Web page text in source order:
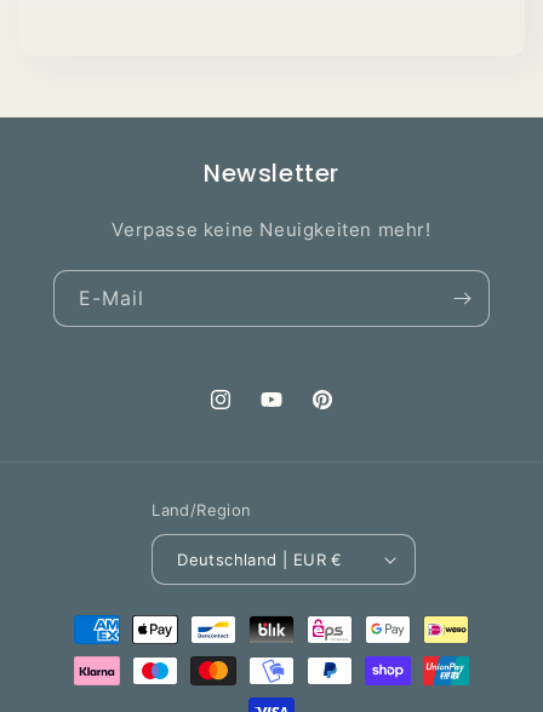
Newsletter
Verpasse keine Neuigkeiten mehr!
E-Mail
InstagramYouTubePinterest
Land/Region
Deutschland | EUR €
Zahlungsmethoden